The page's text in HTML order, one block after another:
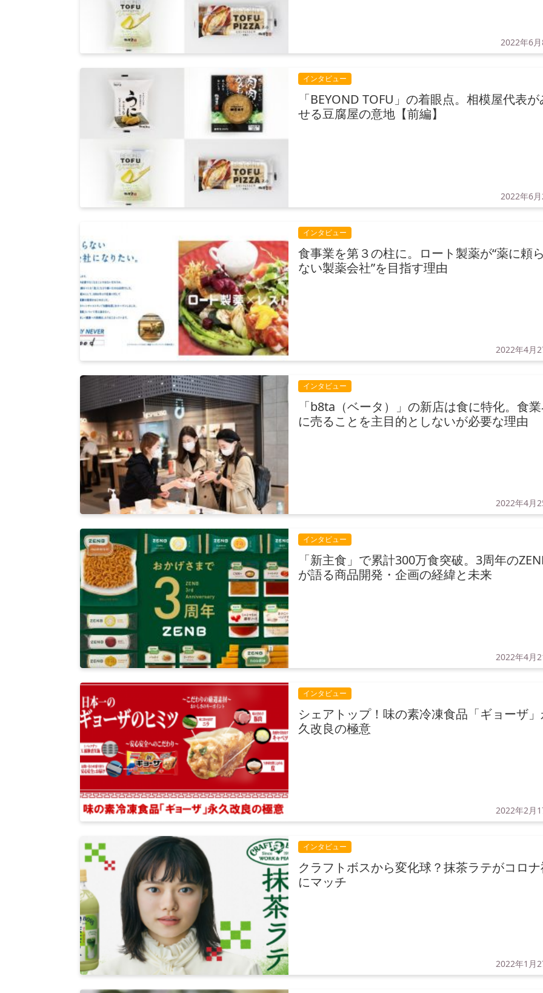
2022年6月
「BEYOND TOFU」の着眼点。相模屋代表が
せる豆腐屋の意地【前編】
2022年6月
インタビュー
食事業を第３の柱に。ロート製薬が“薬に頼ら
ない製薬会社”を目指す理由
2022年4月
インタビュー
「b8ta（ベータ）」の新店は食に特化。食
に売ることを主目的としないが必要な理由
2022年4月
インタビュー
「新主食」で累計300万食突破。3周年の
が語る商品開発・企画の経緯と未来
2022年4月
インタビュー
シェアトップ！味の素冷凍食品「ギョーザ
久改良の極意
2022年2月
インタビュー
クラフトボスから変化球？抹茶ラテがコロ
にマッチ
2022年1月
インタビュー